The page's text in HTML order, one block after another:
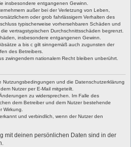
insbesondere entgangenen Gewinn.
außer bei der Verletzung von Leben,
oder grob fahrlässigem Verhalten des
typischerweise vorhersehbaren Schäden und
vertragstypischen Durchschnittsschäden begrenzt.
insbesondere entgangenen Gewinn.
a bis c gilt sinngemäß auch zugunsten der
des Betreibers.
zwingendem nationalem Recht bleiben unberührt.
Nutzungsbedingungen und die Datenschutzerklärung
Nutzer per E-Mail mitgeteilt.
zu widersprechen. Im Falle des
dem Betreiber und dem Nutzer bestehende
Wirkung.
und verbindlich, wenn der Nutzer den
mit deinen persönlichen Daten sind in der